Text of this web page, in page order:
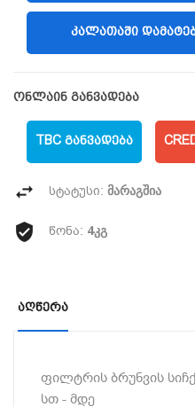
ᲙᲐᲚᲐᲗᲐᲨᲘ
ონლაინ განვადება
TBC ᲒᲐᲜᲕᲐᲓᲔᲑᲐ
სტატუსი: მარაგშია
წონა: 4კგ
Აღწერა
ფილტრის ბრუნვის
სთ - მდე